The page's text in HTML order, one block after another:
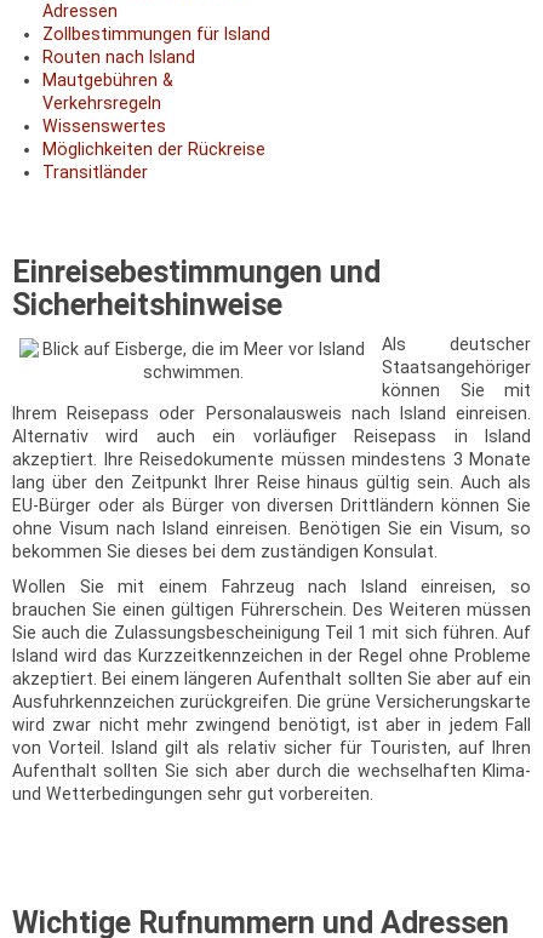
Adressen
Zollbestimmungen für Island
Routen nach Island
Mautgebühren &
Verkehrsregeln
Wissenswertes
Möglichkeiten der Rückreise
Transitländer
Einreisebestimmungen und
Sicherheitshinweise
Als deutscher
Staatsangehöriger
können Sie mit
Ihrem Reisepass oder Personalausweis nach Island einreisen.
Alternativ wird auch ein vorläufiger Reisepass in Island
akzeptiert. Ihre Reisedokumente müssen mindestens 3 Monate
lang über den Zeitpunkt Ihrer Reise hinaus gültig sein. Auch als
EU-Bürger oder als Bürger von diversen Drittländern können Sie
ohne Visum nach Island einreisen. Benötigen Sie ein Visum, so
bekommen Sie dieses bei dem zuständigen Konsulat.
Wollen Sie mit einem Fahrzeug nach Island einreisen, so
brauchen Sie einen gültigen Führerschein. Des Weiteren müssen
Sie auch die Zulassungsbescheinigung Teil 1 mit sich führen. Auf
Island wird das Kurzzeitkennzeichen in der Regel ohne Probleme
akzeptiert. Bei einem längeren Aufenthalt sollten Sie aber auf ein
Ausfuhrkennzeichen zurückgreifen. Die grüne Versicherungskarte
wird zwar nicht mehr zwingend benötigt, ist aber in jedem Fall
von Vorteil. Island gilt als relativ sicher für Touristen, auf Ihren
Aufenthalt sollten Sie sich aber durch die wechselhaften Klima-
und Wetterbedingungen sehr gut vorbereiten.
Wichtige Rufnummern und Adressen